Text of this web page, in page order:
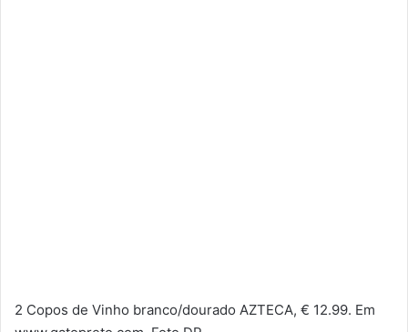
2 Copos de Vinho branco/dourado AZTECA, € 12.99. Em